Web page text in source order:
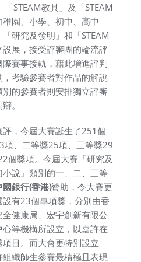
STEAM教具」及「STEAM
園、小學、初中、高中
研究及發明」和「STEAM
展，接受評審團的輪流評
賽事接軌，藉此增進評判
考驗參賽者對作品的解說
的參賽者則安排獨立評審
。
，今屆大賽誕生了251個
項、二等獎25項、三等獎29
個獎項。今屆大賽『研究及
說』類別的一、二、三等
國銀行(香港)贊助，令大賽更
有23個專項獎，分別由香
健康局、宏宇創新有限公
等機構所設立，以嘉許在
目。而大會更特別設立
組織師生參賽最積極且表現